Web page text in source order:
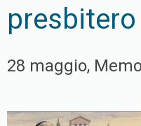
presbitero
28 maggio,